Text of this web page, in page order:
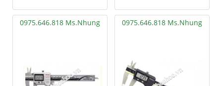
0975.646.818 Ms.Nhung 0975.646.818 Ms.Nhung